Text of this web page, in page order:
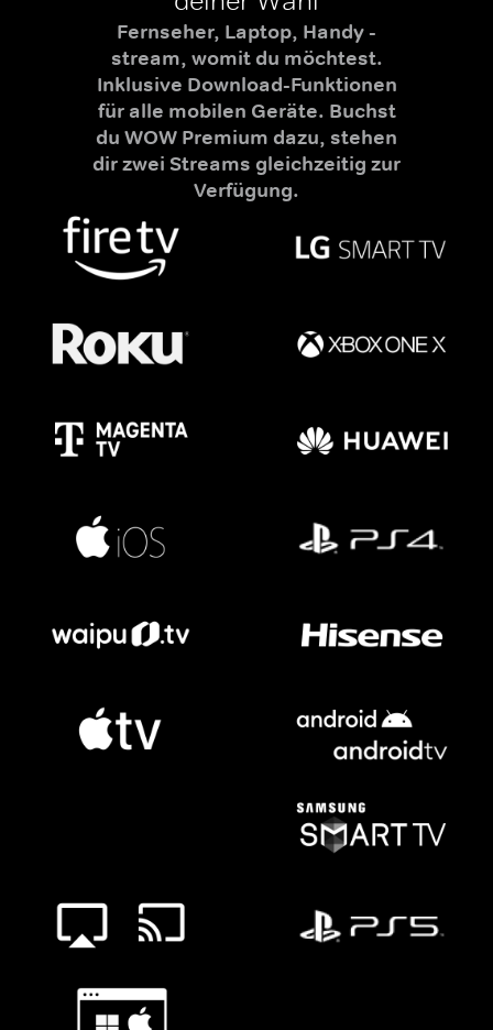
Fernseher, Laptop, Handy -
stream, womit du möchtest.
Inklusive Download-Funktionen
für alle mobilen Geräte. Buchst
du WOW Premium dazu, stehen
dir zwei Streams gleichzeitig zur
Verfügung.